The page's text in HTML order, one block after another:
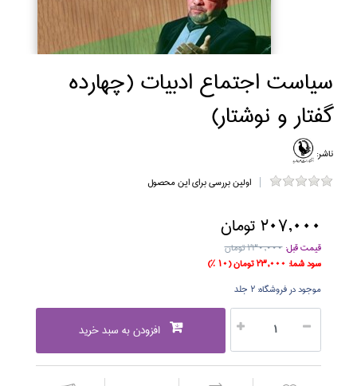
سياست اجتماع ادبيات (چهارده
گفتار و نوشتار)
ناشر:
اولین بررسی برای این محصول
207,000 تومان
قیمت قبل: 230,000 تومان
سود شما: 23,000 تومان
(10 %)
موجود در فروشگاه:2 جلد
افزودن به سبد خرید